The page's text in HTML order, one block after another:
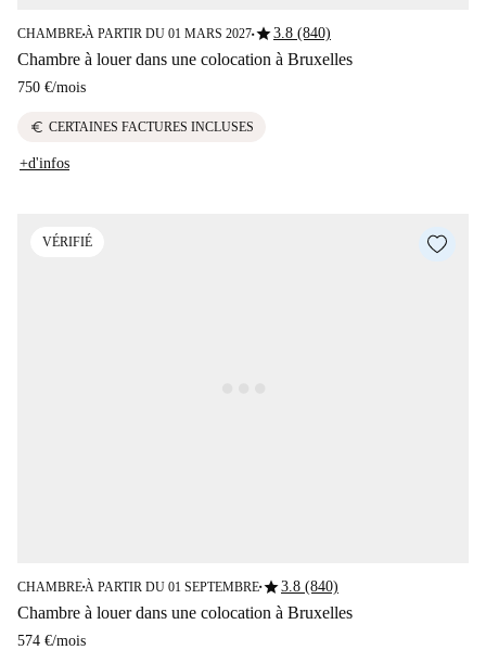
CHAMBRE■À PARTIR DU 01 MARS 2027■star3.8 (840)
Chambre à louer dans une colocation à Bruxelles
750 €/mois
euro CERTAINES FACTURES INCLUSES
+d'infos
VÉRIFIÉ
CHAMBRE■À PARTIR DU 01 SEPTEMBRE■star3.8 (840)
Chambre à louer dans une colocation à Bruxelles
574 €/mois